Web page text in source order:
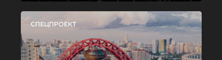
СПЕЦПРОЕКТ